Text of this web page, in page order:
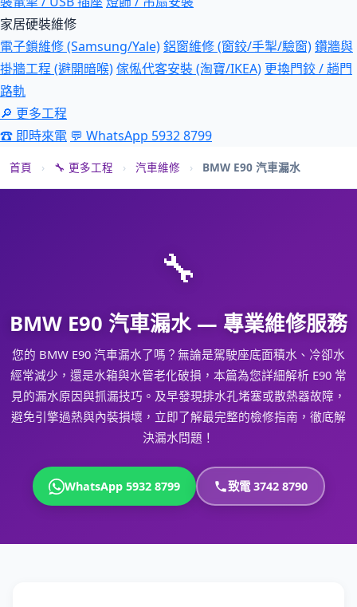
家居硬裝維修
電子鎖維修 (Samsung/Yale)鋁窗維修 (窗鉸/手掣/驗窗)鑽牆與
掛牆工程 (避開暗喉)傢俬代客安裝 (淘寶/IKEA) 更換門鉸 / 趟門
路軌
🔎 更多工程
☎ 即時來電 💬 WhatsApp 5932 8799
首頁 › 🔧 更多工程 › 汽車維修 › BMW E90 汽車漏水
🔧
BMW E90 汽車漏水 — 專業維修服務
您的 BMW E90 汽車漏水了嗎？無論是駕駛座底面積水、冷卻水
經常減少，還是水箱與水管老化破損，本篇為您詳細解析 E90 常
見的漏水原因與抓漏技巧。及早發現排水孔堵塞或散熱器故障，
避免引擎過熱與內裝損壞，立即了解最完整的檢修指南，徹底解
決漏水問題！
WhatsApp 5932 8799 致電 3742 8790